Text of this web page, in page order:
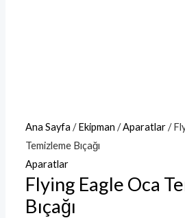
Ana Sayfa /Ekipman /Aparatlar/
Temizleme Bıçağı
Aparatlar
Flying Eagle Oca
Bıçağı